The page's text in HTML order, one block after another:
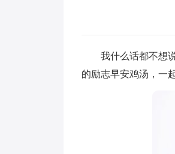
我什么话都不想说
的励志早安鸡汤，一